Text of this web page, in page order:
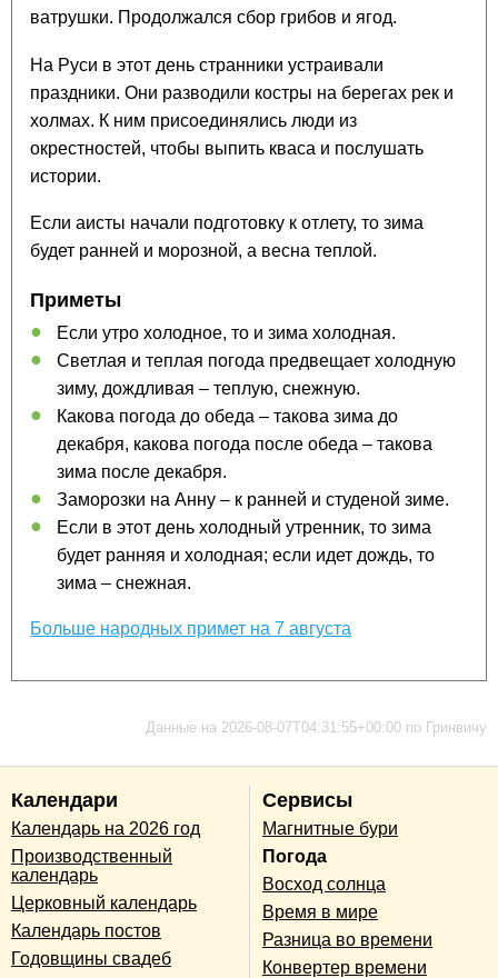
ватрушки. Продолжался сбор грибов и ягод.
На Руси в этот день странники устраивали
праздники. Они разводили костры на берегах рек и
холмах. К ним присоединялись люди из
окрестностей, чтобы выпить кваса и послушать
истории.
Если аисты начали подготовку к отлету, то зима
будет ранней и морозной, а весна теплой.
Приметы
Если утро холодное, то и зима холодная.
Светлая и теплая погода предвещает холодную
зиму, дождливая – теплую, снежную.
Какова погода до обеда – такова зима до
декабря, какова погода после обеда – такова
зима после декабря.
Заморозки на Анну – к ранней и студеной зиме.
Если в этот день холодный утренник, то зима
будет ранняя и холодная; если идет дождь, то
зима – снежная.
Больше народных примет на 7 августа
Данные на 2026-08-07T04:31:55+00:00 по Гринвичу
Календари
Календарь на 2026 год
Производственный
календарь
Церковный календарь
Календарь постов
Годовщины свадеб
Сервисы
Магнитные бури
Погода
Восход солнца
Время в мире
Разница во времени
Конвертер времени